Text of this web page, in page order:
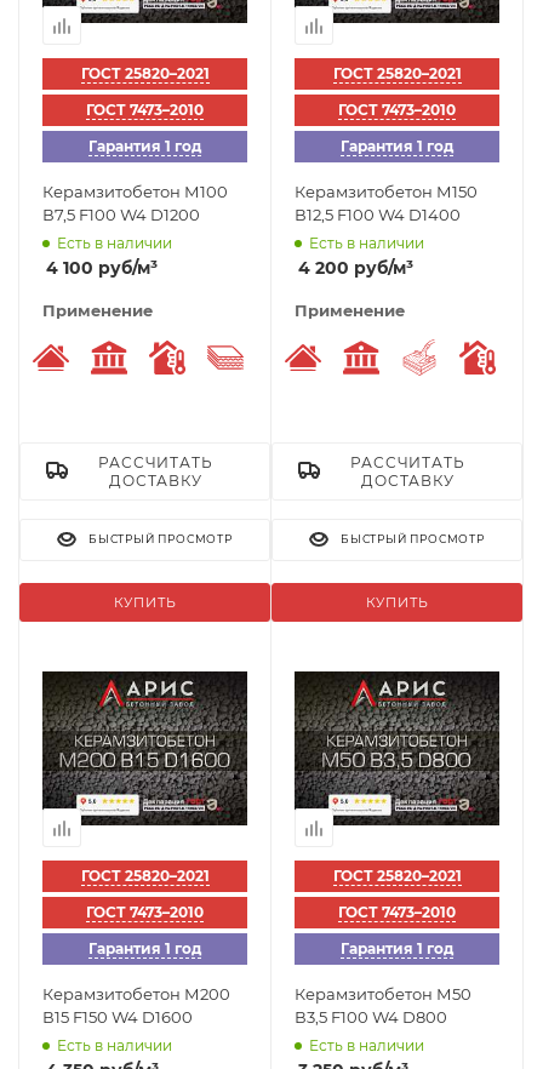
ГОСТ 25820–2021
ГОСТ 7473–2010
Гарантия 1 год
Керамзитобетон М100
В7,5 F100 W4 D1200
Есть в наличии
4 100 руб/м³
Применение
Устройство кровли
Заливка стилобата
Низкая теплопроводность
Заполнитель утеплитель
КУПИТЬ
РАССЧИТАТЬ
ДОСТАВКУ
БЫСТРЫЙ ПРОСМОТР
ГОСТ 25820–2021
ГОСТ 7473–2010
Гарантия 1 год
Керамзитобетон М150
В12,5 F100 W4 D1400
Есть в наличии
4 200 руб/м³
Применение
Устройство кровли
ЗаливкаЗаливка
КУПИТЬ
РАССЧИТАТЬ
ДОСТАВКУ
БЫСТРЫЙ ПРОСМОТР
ГОСТ 25820–2021
ГОСТ 7473–2010
Гарантия 1 год
Керамзитобетон М200
В15 F150 W4 D1600
Есть в наличии
ГОСТ 25820–2021
ГОСТ 7473–2010
Гарантия 1 год
Керамзитобетон М50
В3,5 F100 W4 D800
Есть в наличии